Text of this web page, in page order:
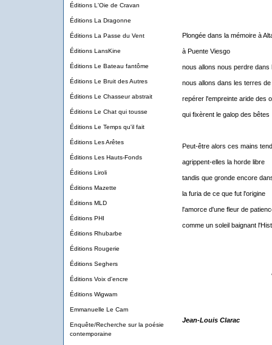
Éditions L'Oie de Cravan
Éditions La Dragonne
Éditions La Passe du Vent
Éditions LansKine
Éditions Le Bateau fantôme
Éditions Le Bruit des Autres
Éditions Le Chasseur abstrait
Éditions Le Chat qui tousse
Éditions Le Temps qu'il fait
Éditions Les Arêtes
Éditions Les Hauts-Fonds
Éditions Liroli
Éditions Mazette
Éditions MLD
Éditions PHI
Éditions Rhubarbe
Éditions Rougerie
Éditions Seghers
Éditions Voix d'encre
Éditions Wigwam
Emmanuelle Le Cam
Enquête/Recherche sur la poésie
contemporaine
Plongée dans la mémoire à
à Puente Viesgo
nous allons nous perdre dans
nous allons dans les terres
repérer l'empreinte aride des
qui fixèrent le galop des bêtes
Peut-être alors ces mains
agrippent-elles la horde libre
tandis que gronde encore
la furia de ce que fut l'origine
l'amorce d'une fleur de
comme un soleil baignant
Jean-Louis Clarac